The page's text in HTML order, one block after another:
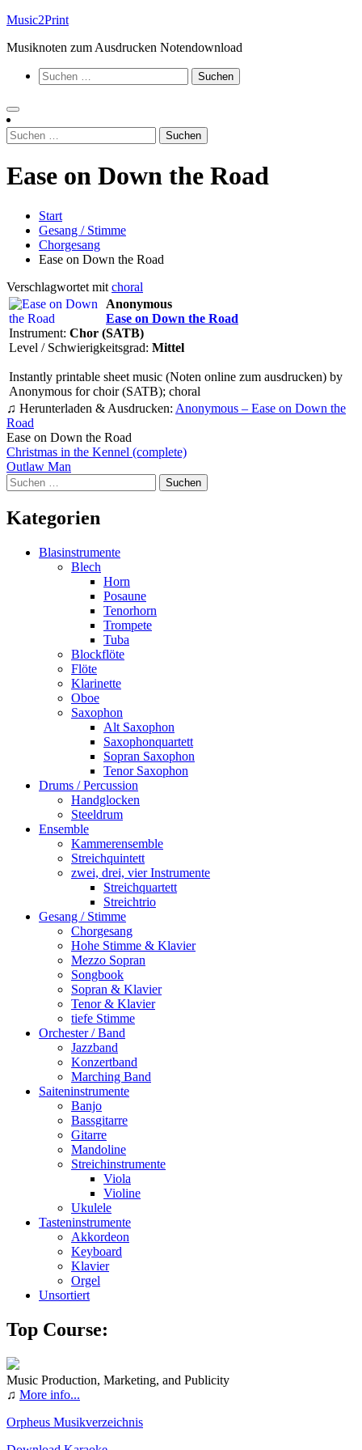
Zum
springen
Music2Print
Musiknoten zum Ausdrucken Notendownload
Suchen
nach:
Suchen
nach:
Ease on Down the Road
Start
Gesang / Stimme
Chorgesang
Ease on Down the Road
Verschlagwortet mit choral
Anonymous
Ease on Down the Road
Instrument: Chor (SATB)
Level / Schwierigkeitsgrad: Mittel
Instantly printable sheet music (Noten online zum ausdrucken) by
Anonymous for choir (SATB); choral
♫ Herunterladen & Ausdrucken: Anonymous – Ease on Down the
Road
Ease on Down the Road
Beitragsnavigation
Christmas in the Kennel (complete)
Outlaw Man
Suchen
nach:
Kategorien
Blasinstrumente
Blech
Horn
Posaune
Tenorhorn
Trompete
Tuba
Blockflöte
Flöte
Klarinette
Oboe
Saxophon
Alt Saxophon
Saxophonquartett
Sopran Saxophon
Tenor Saxophon
Drums / Percussion
Handglocken
Steeldrum
Ensemble
Kammerensemble
Streichquintett
zwei, drei, vier Instrumente
Streichquartett
Streichtrio
Gesang / Stimme
Chorgesang
Hohe Stimme & Klavier
Mezzo Sopran
Songbook
Sopran & Klavier
Tenor & Klavier
tiefe Stimme
Orchester / Band
Jazzband
Konzertband
Marching Band
Saiteninstrumente
Banjo
Bassgitarre
Gitarre
Mandoline
Streichinstrumente
Viola
Violine
Ukulele
Tasteninstrumente
Akkordeon
Keyboard
Klavier
Orgel
Unsortiert
Top Course:
Music Production, Marketing, and Publicity
♫ More info...
Orpheus Musikverzeichnis